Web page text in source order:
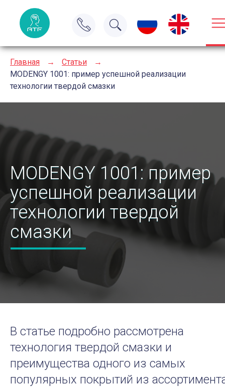
Главная → Статьи
→
MODENGY 1001: пример успешной реализации
технологии твердой смазки
MODENGY 1001: пример
успешной реализации
технологии твердой
смазки
В статье подробно рассмотрена
технология твердой смазки и
преимущества одного из самых
популярных покрытий из